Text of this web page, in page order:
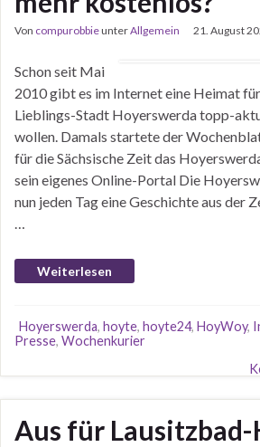
Von compurobbieunterAllgemein 21. August
Schon seit Mai
2010 gibt es im Internet eine Heimat
Lieblings-Stadt Hoyerswerda topp-
wollen. Damals startete der
für die Sächsische Zeit das
sein eigenes Online-Portal Die
nun jeden Tag eine Geschichte aus der
…
Weiterlesen
Hoyerswerda, hoyte, hoyte24, HoyWoy,
Presse, Wochenkurier
Aus für